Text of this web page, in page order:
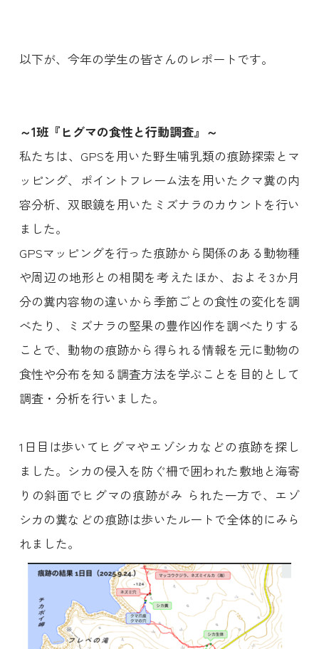
以下が、今年の学生の皆さんのレポートです。
～1班『ヒグマの食性と行動調査』～
私たちは、GPSを用いた野生哺乳類の痕跡探索とマ
ッピング、ポイントフレーム法を用いたクマ糞の内
容分析、双眼鏡を用いたミズナラのカウントを行い
ました。
GPSマッピングを行った痕跡から関係のある動物種
や周辺の地形との相関を考えたほか、およそ3か月
分の糞内容物の違いから季節ごとの食性の変化を調
べたり、ミズナラの堅果の豊作凶作を調べたりする
ことで、動物の痕跡から得られる情報を元に動物の
食性や分布を知る調査方法を学ぶことを目的として
調査・分析を行いました。
1日目は歩いてヒグマやエゾシカなどの痕跡を探し
ました。シカの侵入を防ぐ柵で囲われた敷地と海寄
りの斜面でヒグマの痕跡がみ られた一方で、エゾ
シカの糞などの痕跡は歩いたルートで全体的にみら
れました。